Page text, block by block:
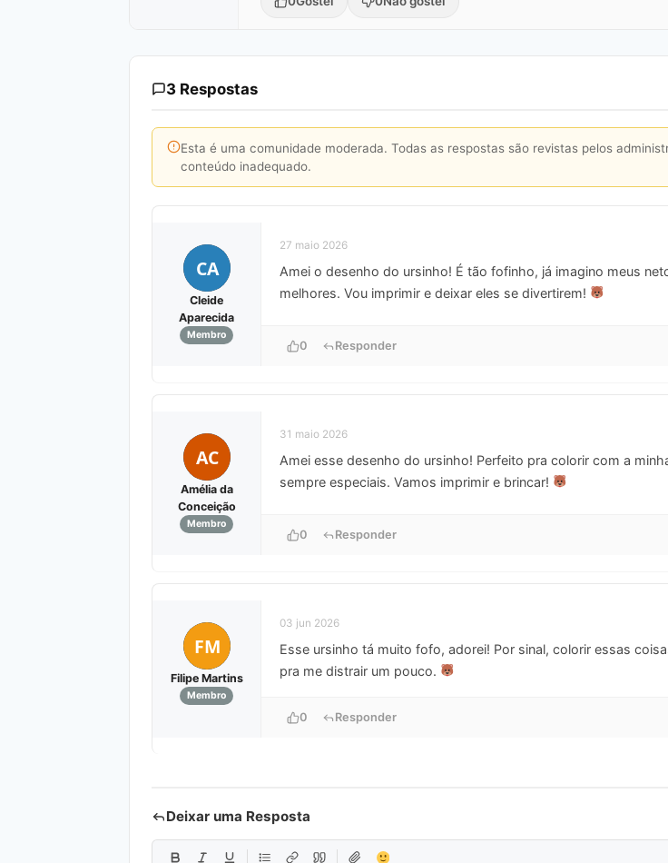
3 Respostas
Esta é uma comunidade moderada. Todas as respostas são revistas pelos
conteúdo inadequado.
CA
Cleide
Aparecida
Membro
27 maio 2026
Amei o desenho do ursinho! É tão fofinho, já imagino meus
melhores. Vou imprimir e deixar eles se divertirem!
0 Responder
AC
Amélia da
Conceição
Membro
31 maio 2026
Amei esse desenho do ursinho! Perfeito pra colorir com a
sempre especiais. Vamos imprimir e brincar!
0 Responder
FM
Filipe Martins
Membro
03 jun 2026
Esse ursinho tá muito fofo, adorei! Por sinal, colorir essas
pra me distrair um pouco.
0 Responder
Deixar uma Resposta